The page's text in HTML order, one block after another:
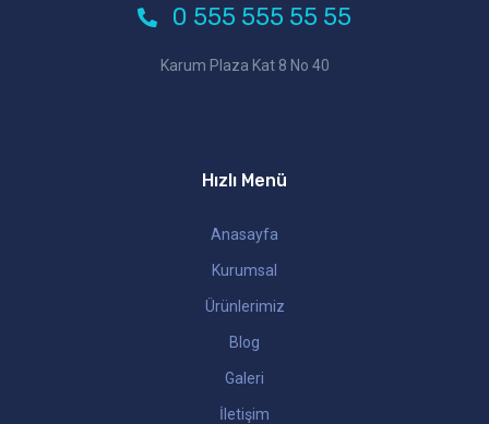
0 555 555 55 55
Karum Plaza Kat 8 No 40
Hızlı Menü
Anasayfa
Kurumsal
Ürünlerimiz
Blog
Galeri
İletişim